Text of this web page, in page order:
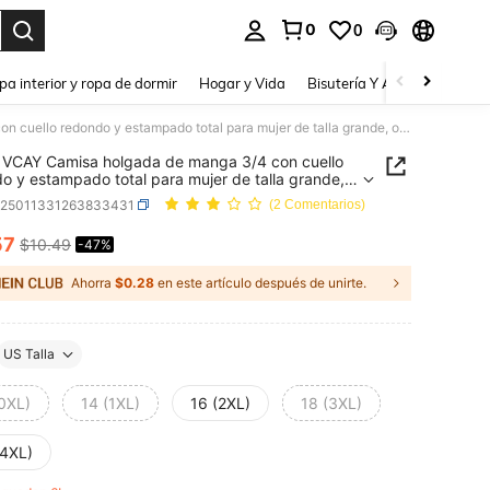
0 0
interior y ropa de dormir Hogar y Vida Bisutería Y Accesorios
SHEIN VCAY Camisa holgada de manga 3/4 con cuello redondo y estampado total para mujer de talla grande, otoño/invierno
VCAY Camisa holgada de manga 3/4 con cuello
y estampado total para mujer de talla grande,
(2 Comentarios)
AND AVAILABILITY
$10.49 -47%
Ahorra $0.28 en este artículo después de unirte.
US Talla
14 (1XL) 16 (2XL) 18 (3XL)